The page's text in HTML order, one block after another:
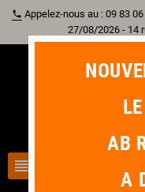
phone Appelez-nous au : 09 83
27/08/2026 - 14
view_headline
AB
A